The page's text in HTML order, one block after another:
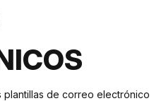
plantillas de correo electrónico